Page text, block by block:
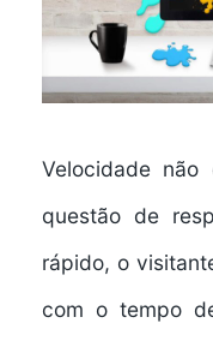
Velocidade
questão de
rápido, o
com o tempo